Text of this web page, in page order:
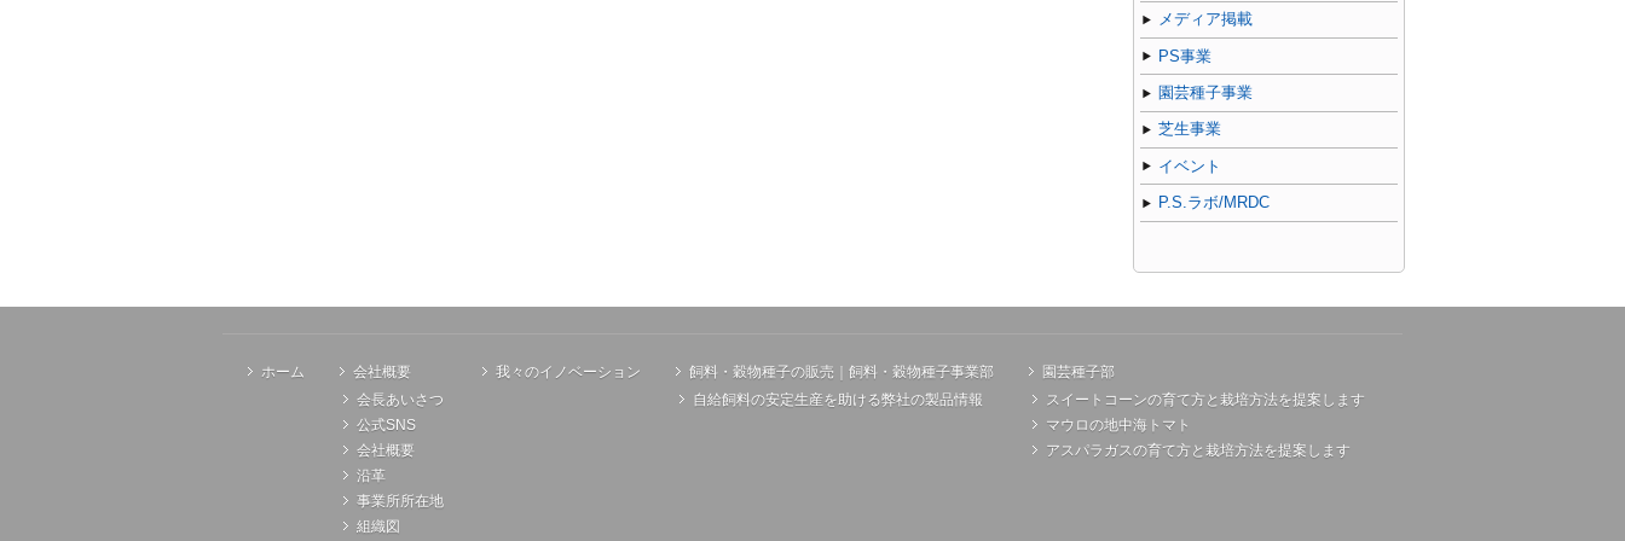
メディア掲載
PS事業
園芸種子事業
芝生事業
イベント
P.S.ラボ/MRDC
ホーム
会社概要
会長あいさつ
公式SNS
会社概要
沿革
事業所所在地
組織図
我々のイノベーション
飼料・穀物種子の販売｜飼料・穀物種子事業部
自給飼料の安定生産を助ける弊社の製品情報
園芸種子部
スイートコーンの育て方と栽培方法を提案します
マウロの地中海トマト
アスパラガスの育て方と栽培方法を提案します